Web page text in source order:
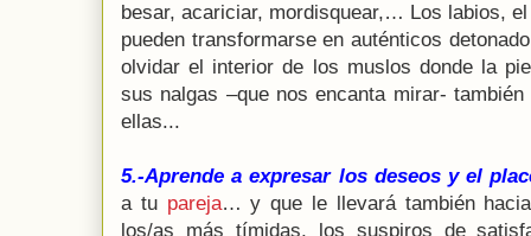
besar, acariciar, mordisquear,… Los labios,
pueden transformarse en auténticos
olvidar el interior de los muslos donde la
sus nalgas –que nos encanta mirar-
ellas...
5.-Aprende a expresar los deseos y el
a tu pareja… y que le llevará también
los/as más tímidas, los suspiros de